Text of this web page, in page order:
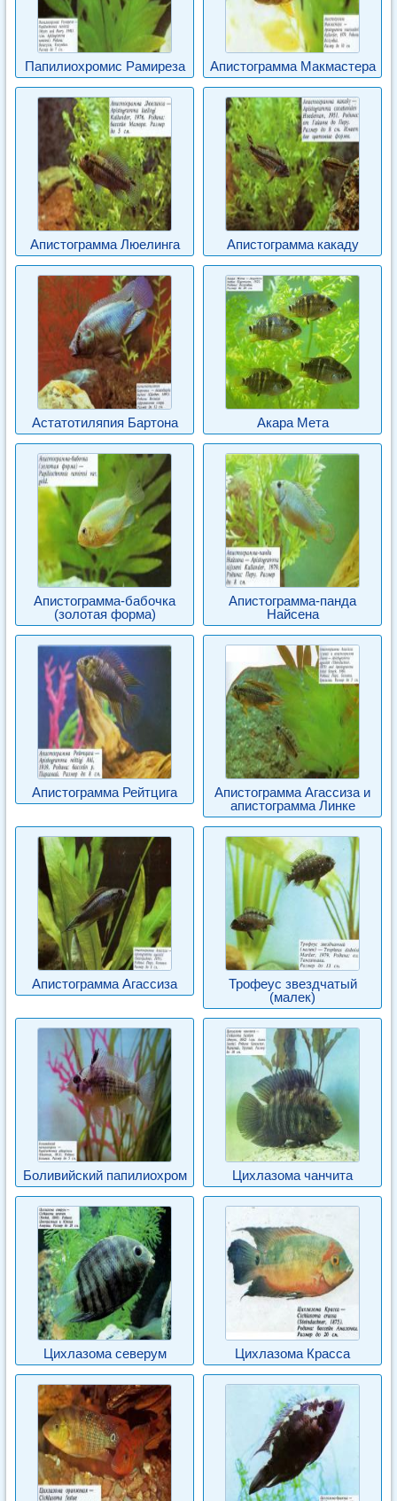
Папилиохромис Рамиреза Апистограмма Макмастера
Апистограмма Люелинга Апистограмма какаду
Астатотиляпия Бартона Акара Мета
Апистограмма-бабочка
(золотая форма)
Апистограмма-панда
Найсена
Апистограмма Рейтцига
Апистограмма Агассиза и
апистограмма Линке
Апистограмма Агассиза
Трофеус звездчатый
(малек)
Боливийский папилиохром Цихлазома чанчита
Цихлазома северум Цихлазома Красса